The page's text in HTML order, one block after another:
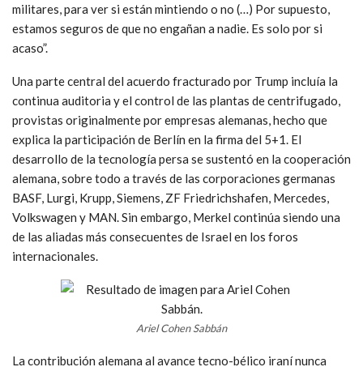
militares, para ver si están mintiendo o no (…) Por supuesto,
estamos seguros de que no engañan a nadie. Es solo por si
acaso”.
Una parte central del acuerdo fracturado por Trump incluía la
continua auditoria y el control de las plantas de centrifugado,
provistas originalmente por empresas alemanas, hecho que
explica la participación de Berlín en la firma del 5+1. El
desarrollo de la tecnología persa se sustentó en la cooperación
alemana, sobre todo a través de las corporaciones germanas
BASF, Lurgi, Krupp, Siemens, ZF Friedrichshafen, Mercedes,
Volkswagen y MAN. Sin embargo, Merkel continúa siendo una
de las aliadas más consecuentes de Israel en los foros
internacionales.
Ariel Cohen Sabbán
La contribución alemana al avance tecno-bélico iraní nunca